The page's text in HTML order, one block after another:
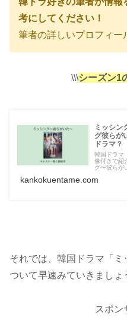
考にしてください！
筆者の詳しいプロフィー
\\\シーズン1
ミッシン
グ彼らが
ドラマ？
韓国ドラマ
像付きで紹
グ〜彼らが
kankokuentame.com
それでは、韓国ドラマ「
ついて早速みていきましょ
スポン